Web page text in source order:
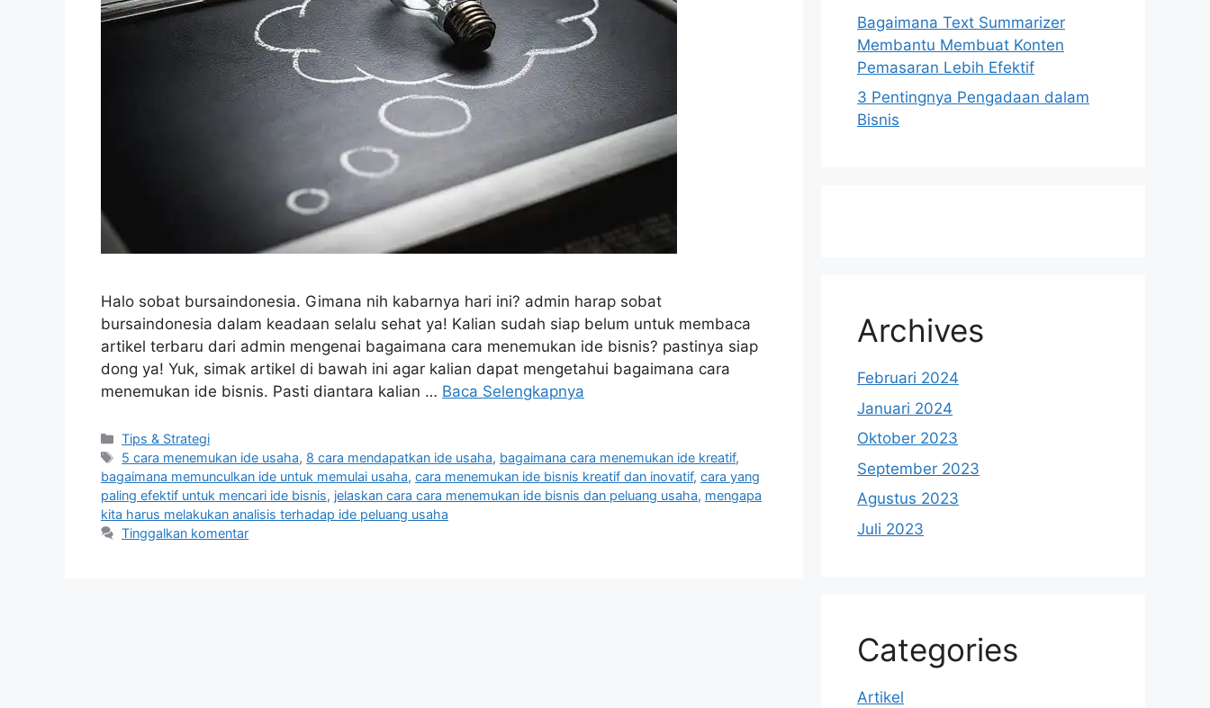
Halo sobat bursaindonesia. Gimana nih kabarnya hari ini? admin harap sobat
bursaindonesia dalam keadaan selalu sehat ya! Kalian sudah siap belum untuk membaca
artikel terbaru dari admin mengenai bagaimana cara menemukan ide bisnis? pastinya siap
dong ya! Yuk, simak artikel di bawah ini agar kalian dapat mengetahui bagaimana cara
menemukan ide bisnis. Pasti diantara kalian … Baca Selengkapnya
Kategori
Tips & Strategi
Tag
5 cara menemukan ide usaha, 8 cara mendapatkan ide usaha, bagaimana cara menemukan ide kreatif,
bagaimana memunculkan ide untuk memulai usaha, cara menemukan ide bisnis kreatif dan inovatif, cara yang
paling efektif untuk mencari ide bisnis, jelaskan cara cara menemukan ide bisnis dan peluang usaha, mengapa
kita harus melakukan analisis terhadap ide peluang usaha
Tinggalkan komentar
Bagaimana Text Summarizer
Membantu Membuat Konten
Pemasaran Lebih Efektif
3 Pentingnya Pengadaan dalam
Bisnis
Archives
Februari 2024
Januari 2024
Oktober 2023
September 2023
Agustus 2023
Juli 2023
Categories
Artikel